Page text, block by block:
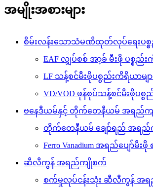
အမျိုးအစားများ
စိမ်းလန်းသောသံမဏိထုတ်လုပ်ရေးပစ္စ
EAF လျှပ်စစ် အာ့ခ် မီးဖို ပစ္စည်း
LF သန့်စင်မီးဖိုပစ္စည်းကိရိယာမျာ
VD/VOD ဖုန်စုပ်သန့်စင်မီးဖိုပစ္စ
ဗနေဒီယမ်နှင့် တိုက်တေနီယမ် အရည်
တိုက်တေနီယမ် ချော်ရည် အရည်ကျို
Ferro Vanadium အရည်ပျော်မီးဖို
ဆီလီကွန် အရည်ကျိုစက်
စက်မှုလုပ်ငန်းသုံး ဆီလီကွန် အရည်ပ